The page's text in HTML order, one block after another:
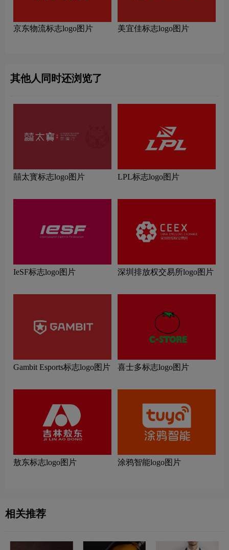
京东物流标志logo图片 美宜佳标志logo图片
其他人同时还浏览了
囍太寳标志logo图片 LPL标志logo图片
IeSF标志logo图片 深圳排放权交易所logo图片
Gambit Esports标志logo图片 喜士多标志logo图片
敖东标志logo图片 涂鸦智能logo图片
相关推荐